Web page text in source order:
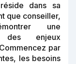
dans sa
que conseiller,
une
des enjeux
par
les besoins